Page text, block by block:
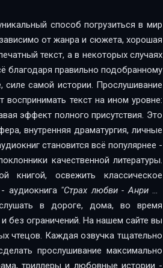
воздушностью образов, еще
поэмы о любви горькой и
является последним трудом
1925 г. в Москве), вложившей в
переводчицы.А. Смирнов
способ погрузиться в мир
от жанра и сюжета, хорошая
текст, а в некоторых случаях
благодаря правильно подобранному
силе самой истории. Прослушивание
воспринимать текст на ином уровне:
эффект полного присутствия. Это
внутренняя драматургия, личные
становится всё популярнее -
качественной литературы.
освежить классическое
аудиокнига "Страх любви - Анри де
в дороге, дома, во время
без ограничений. На нашем сайте вы
чтецов. Каждая озвучка тщательно
прослушивание максимально
триллеры и любовные истории -